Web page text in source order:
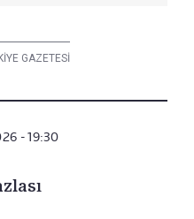
GAZETESİ
- 19:30